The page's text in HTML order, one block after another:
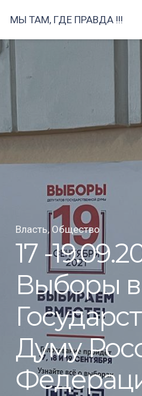
МЫ ТАМ, ГДЕ ПРАВДА !!!
Власть, Общество
17 -
Выборы в
Думу